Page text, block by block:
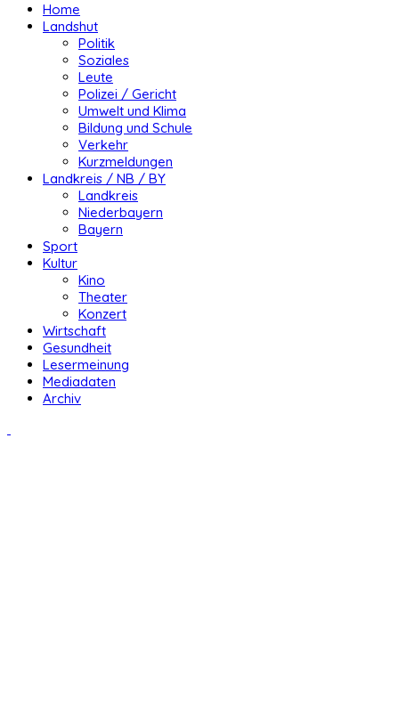
Home
Landshut
Politik
Soziales
Leute
Polizei / Gericht
Umwelt und Klima
Bildung und Schule
Verkehr
Kurzmeldungen
Landkreis / NB / BY
Landkreis
Niederbayern
Bayern
Sport
Kultur
Kino
Theater
Konzert
Wirtschaft
Gesundheit
Lesermeinung
Mediadaten
Archiv